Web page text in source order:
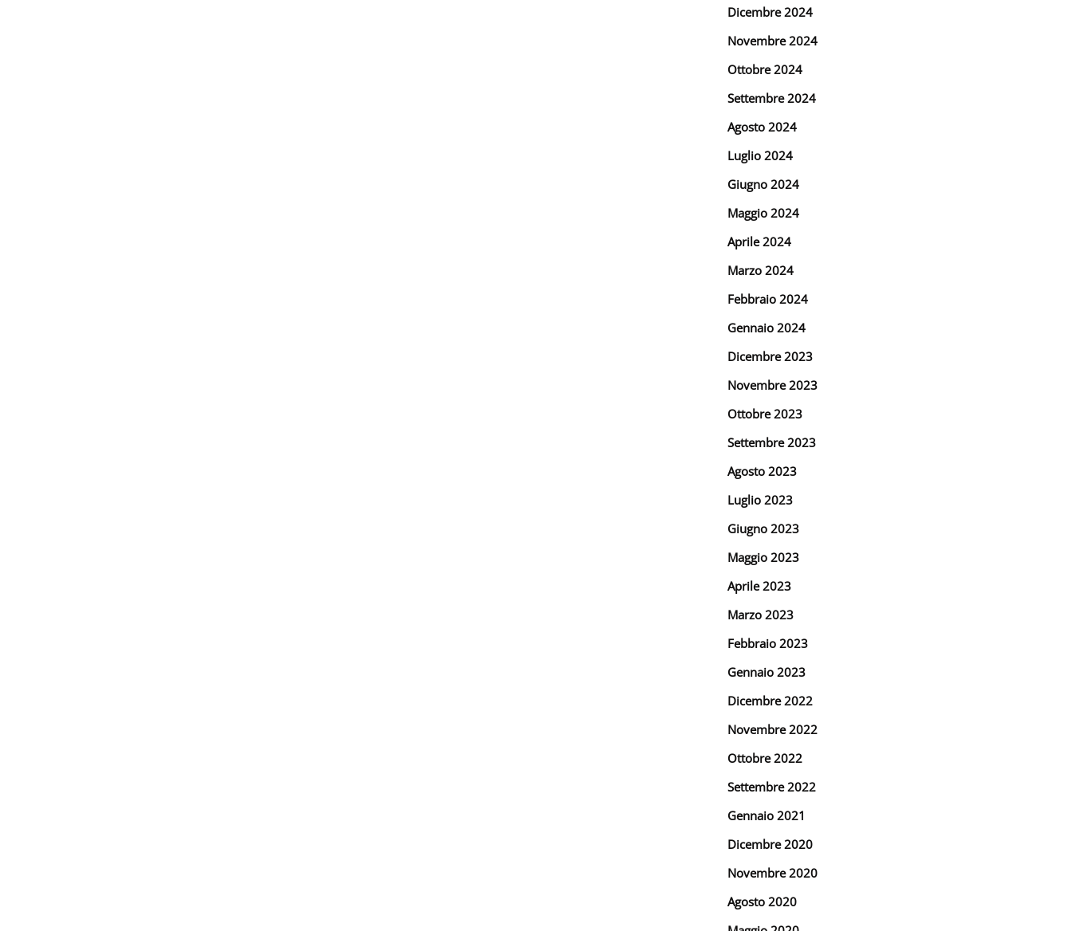
Dicembre 2024
Novembre 2024
Ottobre 2024
Settembre 2024
Agosto 2024
Luglio 2024
Giugno 2024
Maggio 2024
Aprile 2024
Marzo 2024
Febbraio 2024
Gennaio 2024
Dicembre 2023
Novembre 2023
Ottobre 2023
Settembre 2023
Agosto 2023
Luglio 2023
Giugno 2023
Maggio 2023
Aprile 2023
Marzo 2023
Febbraio 2023
Gennaio 2023
Dicembre 2022
Novembre 2022
Ottobre 2022
Settembre 2022
Gennaio 2021
Dicembre 2020
Novembre 2020
Agosto 2020